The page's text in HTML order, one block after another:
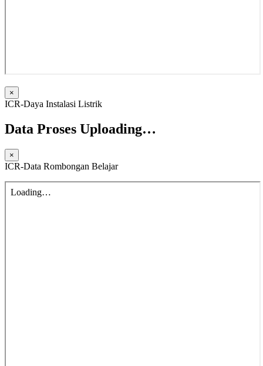
×
ICR-Daya Instalasi Listrik
Data Proses Uploading…
×
ICR-Data Rombongan Belajar